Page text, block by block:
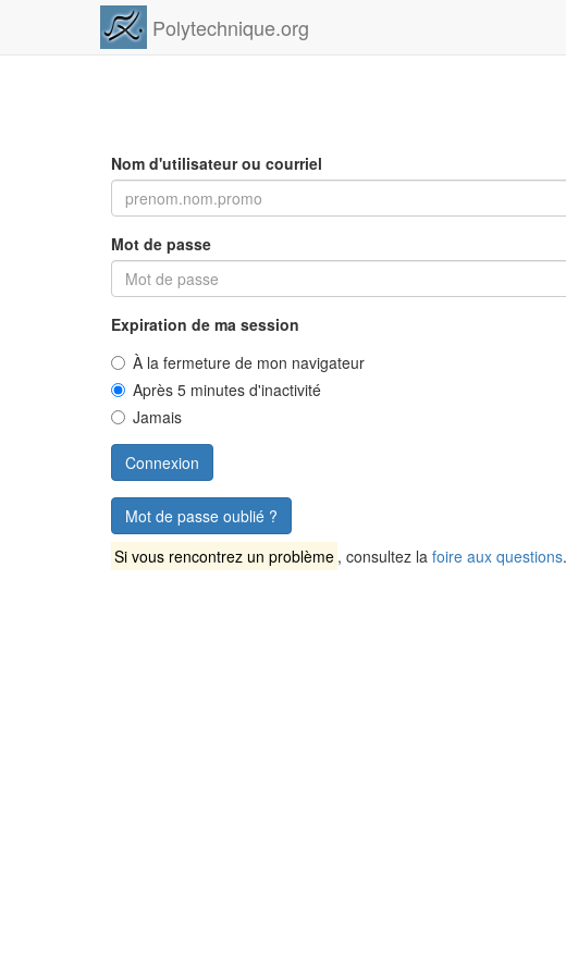
Polytechnique.org
Nom d'utilisateur ou courriel
Mot de passe
Expiration de ma session
À la fermeture de mon navigateur
Après 5 minutes d'inactivité
Jamais
Mot de passe oublié ?
Si vous rencontrez un problème , consultez la foire aux questions.